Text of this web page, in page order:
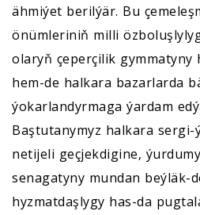
ähmiýet berilýär. Bu
önümleriniň milli
olaryň çeperçilik gymmatyny
hem-de halkara bazarlarda
ýokarlandyrmaga ýardam
Baştutanymyz halkara
netijeli geçjekdigine,
senagatyny mundan beýläk-
hyzmatdaşlygy has-da